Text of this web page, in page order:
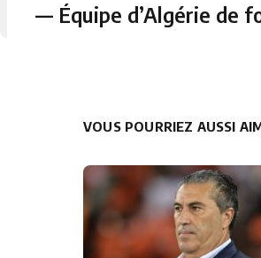
— Équipe d’Algérie de
VOUS POURRIEZ AUSSI